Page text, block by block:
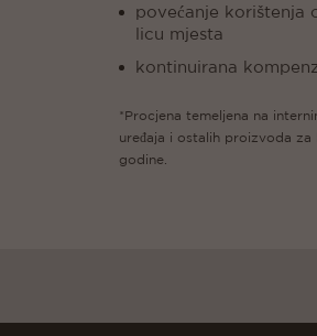
povećanje korištenja
licu mjesta
kontinuirana
*Procjena temeljena na
uređaja i ostalih proizvoda
godine.